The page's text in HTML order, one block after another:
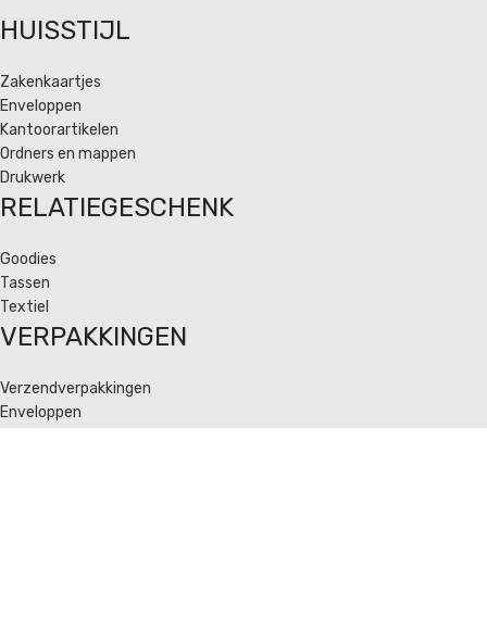
HUISSTIJL
Zakenkaartjes
Enveloppen
Kantoorartikelen
Ordners en mappen
Drukwerk
RELATIEGESCHENK
Goodies
Tassen
Textiel
VERPAKKINGEN
Verzendverpakkingen
Enveloppen